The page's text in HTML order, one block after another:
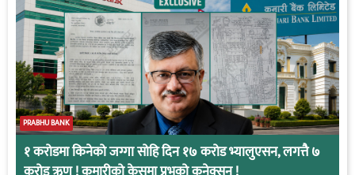
PRABHU BANK
१ करोडमा किनेको जग्गा सोहि दिन १७ करोड भ्यालुएसन, लगत्तै ७